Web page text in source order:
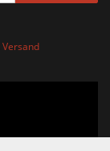
Versand